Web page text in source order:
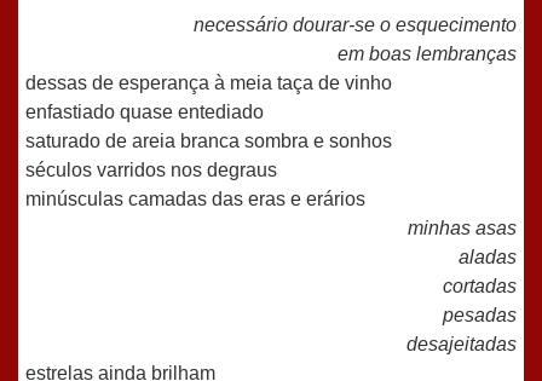
necessário dourar-se o esquecimento
em boas lembranças
dessas de esperança à meia taça de vinho
enfastiado quase entediado
saturado de areia branca sombra e sonhos
séculos varridos nos degraus
minúsculas camadas das eras e erários
minhas asas
aladas
cortadas
pesadas
desajeitadas
estrelas ainda brilham